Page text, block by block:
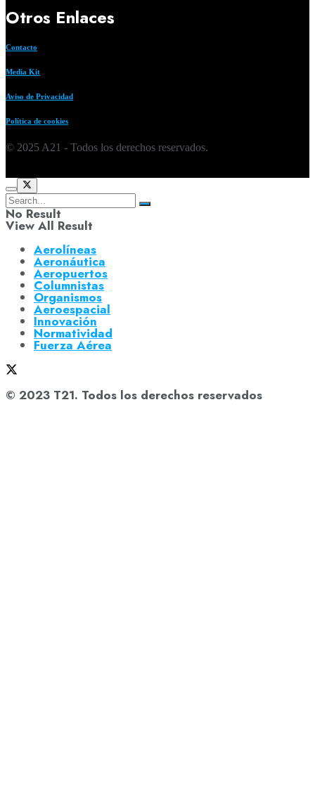
Otros Enlaces
Contacto
Media Kit
Aviso de Privacidad
Política de cookies
© 2025 A21 - Todos los derechos reservados.
No Result
View All Result
Aerolíneas
Aeronáutica
Aeropuertos
Columnistas
Organismos
Aeroespacial
Innovación
Normatividad
Fuerza Aérea
© 2023 T21. Todos los derechos reservados